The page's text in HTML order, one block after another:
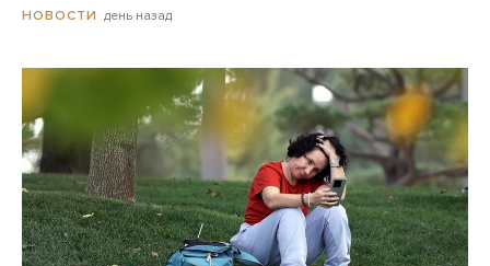
НОВОСТИ день назад